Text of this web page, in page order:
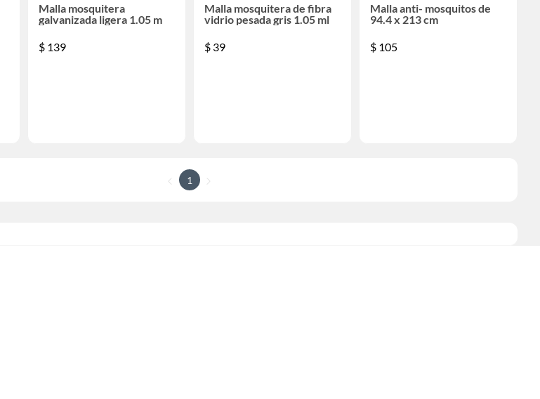
Malla mosquitera
galvanizada ligera 1.05 m
$ 139
Malla mosquitera de fibra
vidrio pesada gris 1.05 ml
$ 39
Malla anti- mosquitos de
94.4 x 213 cm
$ 105
1